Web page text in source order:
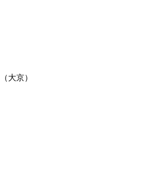
（大京）